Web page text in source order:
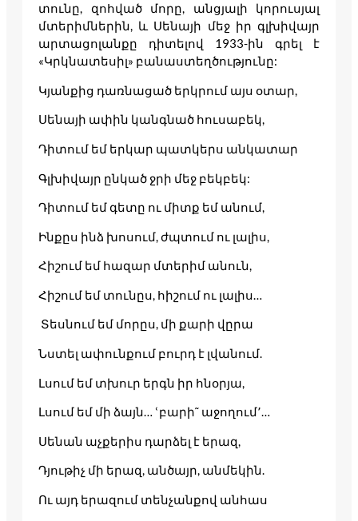
տունը, զոհված մորը, անցյալի կորուսյալ
մտերիմներին, և Սենայի մեջ իր գլխիվայր
արտացոլանքը դիտելով 1933-ին գրել է
«Կրկնատեսիլ» բանաստեղծությունը:
Կյանքից դառնացած երկրում այս օտար,
Սենայի ափին կանգնած հուսաբեկ,
Դիտում եմ երկար պատկերս անկատար
Գլխիվայր ընկած ջրի մեջ բեկբեկ:
Դիտում եմ գետը ու միտք եմ անում,
Ինքըս ինձ խոսում, ժպտում ու լալիս,
Հիշում եմ հազար մտերիմ անուն,
Հիշում եմ տունըս, հիշում ու լալիս…
Տեսնում եմ մորըս, մի քարի վըրա
Նստել ափունքում բուրդ է լվանում.
Լսում եմ տխուր երգն իր հնօրյա,
Լսում եմ մի ձայն… ՙբարի˜ աջողում՚…
Սենան աչքերիս դարձել է երազ,
Դյութիչ մի երազ, անծայր, անմեկին.
Ու այդ երազում տենչանքով անհաս